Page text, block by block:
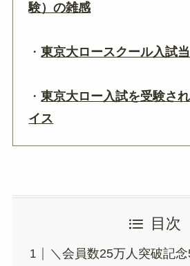
験）の雑感
・東京大ロースクール入試
・東京大ロー入試を受験さ
イス
目次
＼会員数25万人突破記